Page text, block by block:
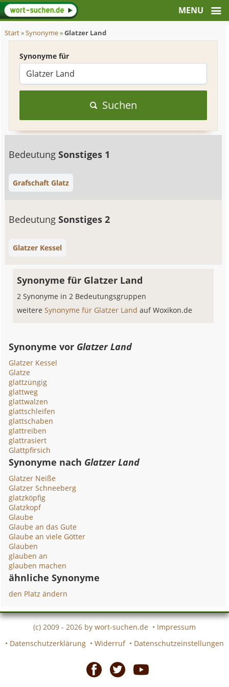
Start»Synonyme»Glatzer Land
Synonyme für
Suchen
BedeutungSonstiges 1
Grafschaft Glatz
BedeutungSonstiges 2
Glatzer Kessel
Synonyme für Glatzer Land
2 Synonyme in 2 Bedeutungsgruppen
weitereSynonyme für Glatzer Landauf Woxikon.de
Synonyme vor Glatzer Land
Glatzer Kessel
Glatze
glattzüngig
glattweg
glattwalzen
glattschleifen
glattschaben
glattreiben
glattrasiert
Glattpfirsich
Synonyme nach Glatzer Land
Glatzer Neiße
Glatzer Schneeberg
glatzköpfig
Glatzkopf
Glaube
Glaube an das Gute
Glaube an viele Götter
Glauben
glauben an
glauben machen
ähnliche Synonyme
den Platz ändern
(c) 2009 - 2026 by wort-suchen.de • Impressum
• Datenschutzerklärung • Widerruf • Datenschutzeinstellungen